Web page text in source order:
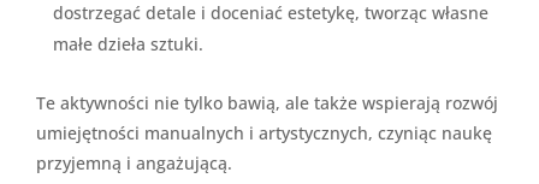
dostrzegać detale i doceniać estetykę, tworząc własne
małe dzieła sztuki.
Te aktywności nie tylko bawią, ale także wspierają rozwój
umiejętności manualnych i artystycznych, czyniąc naukę
przyjemną i angażującą.